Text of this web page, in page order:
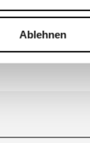
Ablehnen
gekauft